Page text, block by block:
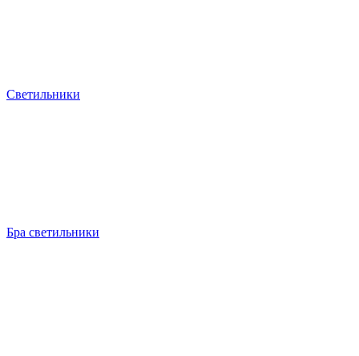
Светильники
Бра светильники